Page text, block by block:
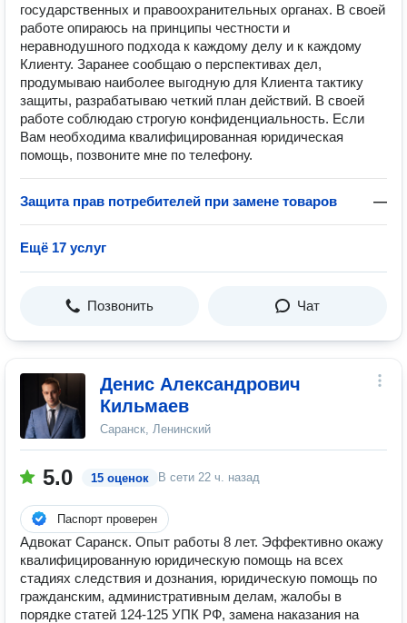
государственных и правоохранительных органах. В своей
работе опираюсь на принципы честности и
неравнодушного подхода к каждому делу и к каждому
Клиенту. Заранее сообщаю о перспективах дел,
продумываю наиболее выгодную для Клиента тактику
защиты, разрабатываю четкий план действий. В своей
работе соблюдаю строгую конфиденциальность. Если
Вам необходима квалифицированная юридическая
помощь, позвоните мне по телефону.
Защита прав потребителей при замене товаров —
Ещё 17 услуг
Позвонить Чат
Денис Александрович
Кильмаев
Саранск, Ленинский
5.0 15 оценок В сети 22 ч. назад
Паспорт проверен
Адвокат Саранск. Опыт работы 8 лет. Эффективно окажу
квалифицированную юридическую помощь на всех
стадиях следствия и дознания, юридическую помощь по
гражданским, административным делам, жалобы в
порядке статей 124-125 УПК РФ, замена наказания на